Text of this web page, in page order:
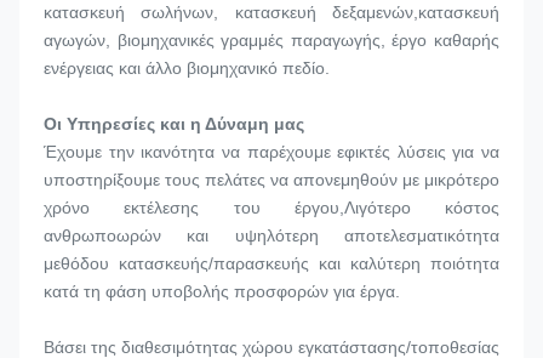
κατασκευή σωλήνων, κατασκευή δεξαμενών,κατασκευή
αγωγών, βιομηχανικές γραμμές παραγωγής, έργο καθαρής
ενέργειας και άλλο βιομηχανικό πεδίο.
Οι Υπηρεσίες και η Δύναμη μας
Έχουμε την ικανότητα να παρέχουμε εφικτές λύσεις για να
υποστηρίξουμε τους πελάτες να απονεμηθούν με μικρότερο
χρόνο εκτέλεσης του έργου,Λιγότερο κόστος
ανθρωποωρών και υψηλότερη αποτελεσματικότητα
μεθόδου κατασκευής/παρασκευής και καλύτερη ποιότητα
κατά τη φάση υποβολής προσφορών για έργα.
Βάσει της διαθεσιμότητας χώρου εγκατάστασης/τοποθεσίας